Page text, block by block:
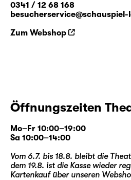
0341 / 12 68 168
Zum Webshop
Öffnungszeiten
Mo–Fr 10:00–19:00
Sa 10:00–14:00
Vom 6.7. bis 18.8. bleibt die
dem 19.8. ist die Kasse wieder
Kartenkauf über unseren